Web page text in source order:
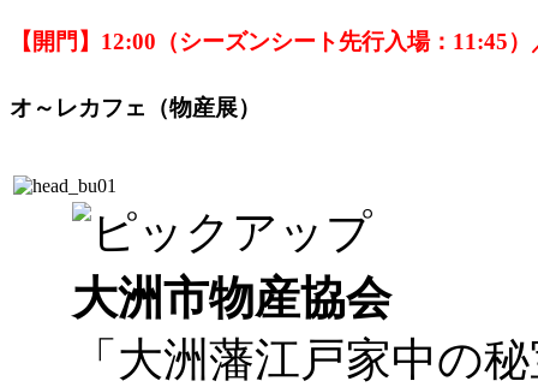
【開門】12:00（シーズンシート先行入場：11:45
オ～レカフェ（物産展）
大洲市物産協会
「大洲藩江戸家中の